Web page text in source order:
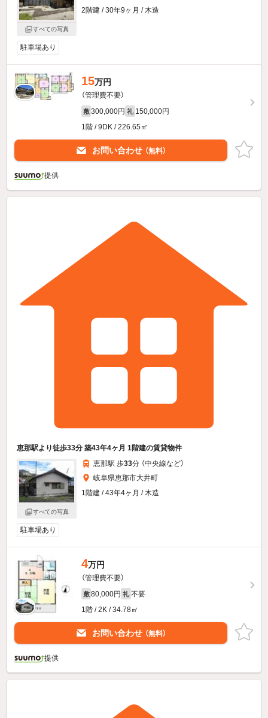
すべての写真
2階建 / 30年9ヶ月 / 木造
駐車場あり
15万円
（管理費不要）
敷 300,000円 礼 150,000円
1階 / 9DK / 226.65㎡
お問い合わせ （無料）
提供
恵那駅より徒歩33分 築43年4ヶ月 1階建の賃貸物件
すべての写真
恵那駅 歩33分 （中央線など）
岐阜県恵那市大井町
1階建 / 43年4ヶ月 / 木造
駐車場あり
4万円
（管理費不要）
敷 80,000円 礼 不要
1階 / 2K / 34.78㎡
お問い合わせ （無料）
提供